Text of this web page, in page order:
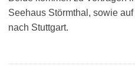
Seehaus Störmthal, sowie
nach Stuttgart.